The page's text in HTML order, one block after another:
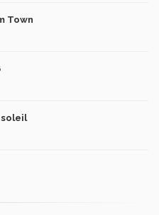
Town
soleil